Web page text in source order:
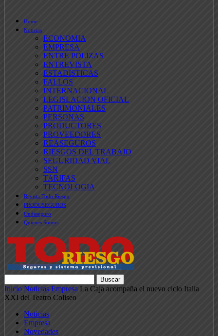
Home
Noticias
ECONOMIA
EMPRESA
ENTRE POLIZAS
ENTREVISTA
ESTADISTICAS
FALLOS
INTERNACIONAL
LEGISLACION OFICIAL
PATRIMONIALES
PERSONAS
PRODUCTORES
PROVEEDORES
REASEGUROS
RIESGOS DEL TRABAJO
SEGURIDAD VIAL
SSN
TARIFAS
TECNOLOGIA
Revista Todo Riesgo
PRODUSEGUROS
Ondaseguro
Quienes Somos
Inicio Noticias Empresa La Caja acompaña el nuevo ciclo Italia
XXI del Teatro Coliseo
Noticias
Empresa
Novedades